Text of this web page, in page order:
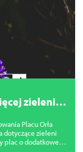
zieleni.
Placu Orła
dotyczące zieleni
plac o dodatkowe